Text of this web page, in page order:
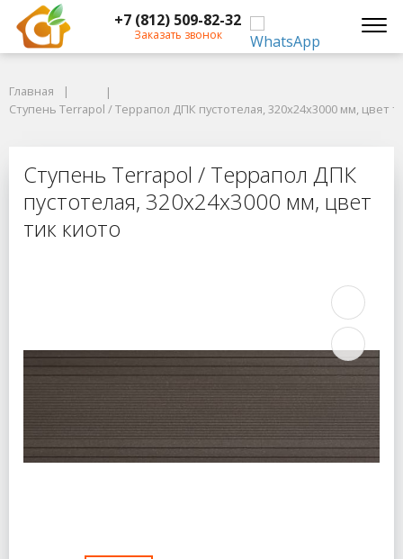
+7 (812) 509-82-32
Заказать звонок
Ступень Terrapol / Террапол ДПК пустотелая, 320х24х3000 мм, цвет
Ступень Terrapol / Террапол ДПК
Главная
Ступень Terrapol / Террапол ДПК пустотелая, 320х24х3000 мм, цвет
Ступень Terrapol / Террапол ДПК
пустотелая, 320х24х3000 мм, цвет
тик киото